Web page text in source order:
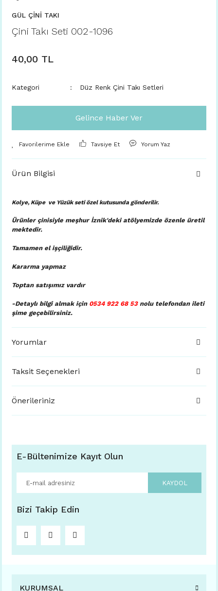
GÜL ÇİNİ TAKI
Çini Takı Seti 002-1096
40,00 TL
Kategori Düz Renk Çini Takı Setleri
Gelince Haber Ver
Tavsiye Et Yorum Yaz
Ürün Bilgisi
Kolye, Küpe ve Yüzük seti özel kutusunda gönderilir.
Ürünler çinisiyle meşhur İznik'deki atölyemizde özenle üretil
mektedir.
Tamamen el işçiliğidir.
Kararma yapmaz
Toptan satışımız vardır
-Detaylı bilgi almak için 0534 922 68 53nolu telefondan ileti
şime geçebilirsiniz.
Yorumlar
Taksit Seçenekleri
Önerileriniz
E-Bültenimize Kayıt Olun
KAYDOL
Bizi Takip Edin
KURUMSAL